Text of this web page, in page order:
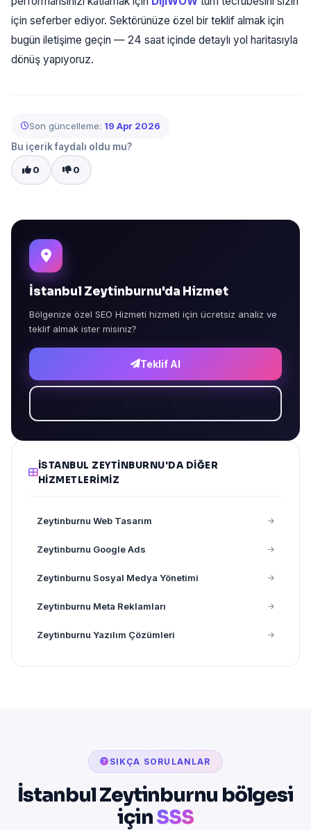
için seferber ediyor. Sektörünüze özel bir teklif almak için
bugün iletişime geçin — 24 saat içinde detaylı yol haritasıyla
dönüş yapıyoruz.
Son güncelleme: 19 Apr 2026
Bu içerik faydalı oldu mu?
0 0
İstanbul Zeytinburnu'da Hizmet
Bölgenize özel SEO Hizmeti hizmeti için ücretsiz analiz ve
teklif almak ister misiniz?
Teklif Al
İSTANBUL ZEYTINBURNU'DA DIĞER
HIZMETLERIMIZ
Zeytinburnu Web Tasarım
Zeytinburnu Google Ads
Zeytinburnu Sosyal Medya Yönetimi
Zeytinburnu Meta Reklamları
Zeytinburnu Yazılım Çözümleri
SIKÇA SORULANLAR
İstanbul Zeytinburnu bölgesi
içinSSS